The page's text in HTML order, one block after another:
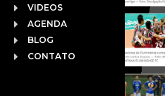
VIDEOS
AGENDA
BLOG
CONTATO